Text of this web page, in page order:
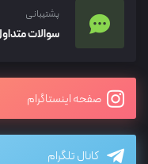
پشتیبانی
سوالات
صفحه اینستاگرام
کانال تلگرام